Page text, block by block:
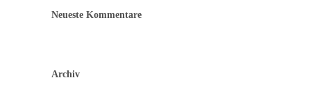
Neueste Kommentare
Archiv